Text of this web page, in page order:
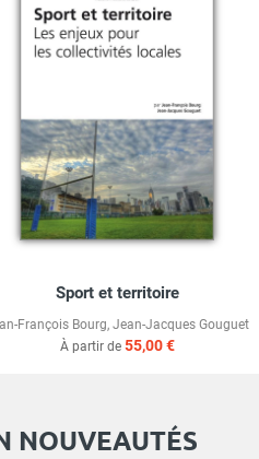
Sport et territoire
François Bourg, Jean-Jacques Gouguet
À partir de 55,00 €
NOUVEAUTÉS